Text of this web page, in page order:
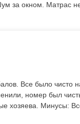
за окном. Матрас
Все было чисто
номер был
хозяева. Минусы: